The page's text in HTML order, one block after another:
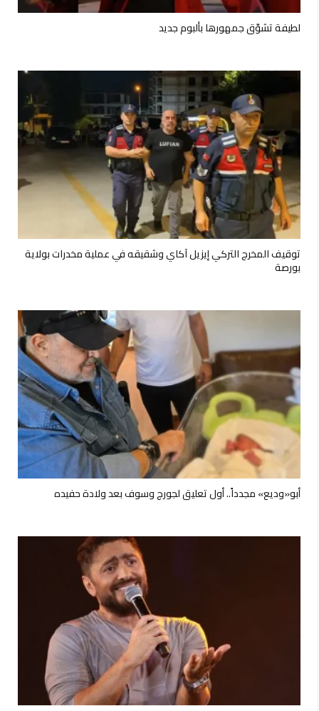
لطيفة تشوّق جمهورها بألبوم جديد
توقيف المخرج التركي إيزيل آكاي وشقيقه في عملية مخدرات بولاية
بورصة
أبو«وديع» مجدداً.. أول تعليق لجورج وسوف بعد ولادة حفيده